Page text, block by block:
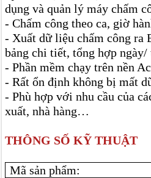
dụng và quản lý máy chấm
- Chấm công theo ca, giờ
- Xuất dữ liệu chấm công ra
bảng chi tiết, tổng hợp ngày/
- Phần mềm chạy trên nền
- Rất ổn định không bị mất
- Phù hợp với nhu cầu của
xuất, nhà hàng…
THÔNG SỐ KỸ THUẬT
Mã sản phẩm: